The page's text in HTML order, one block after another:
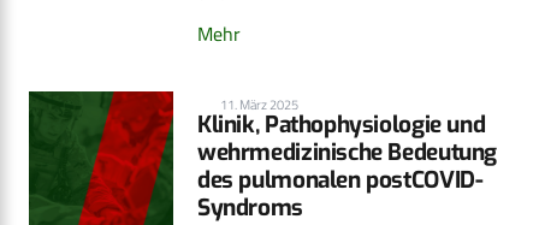
Mehr
11. März 2025
Klinik, Pathophysiologie und
wehrmedizinische Bedeutung
des pulmonalen postCOVID-
Syndroms